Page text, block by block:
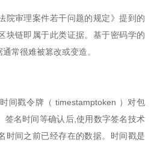
院审理案件若干问题的规定》提到的
块链即属于此类证据。基于密码学的
常很难被篡改或变造。
间戳令牌（ timestamptoken ）对包
签名时间等确认后,使用数字签名技术
时间之前已经存在的数据。时间戳是